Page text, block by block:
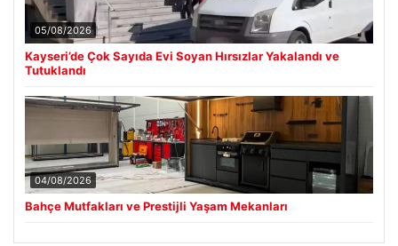
05/08/2026
Kayseri’de Çok Sayıda Evi Soyan Hırsızlar Yakalandı ve
Tutuklandı
04/08/2026
Bahçe Mutfakları ve Prestijli Yaşam Mekanları